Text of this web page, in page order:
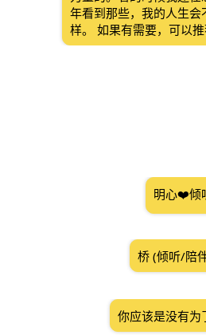
年看到那些，我的人生会
样。 如果有需要，可以
明心❤️倾
桥 (倾听/陪
你应该是没有为